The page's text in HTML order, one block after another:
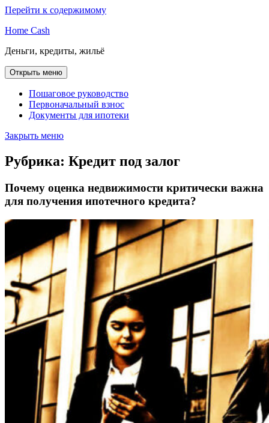
Перейти к содержимому
Home Cash
Деньги, кредиты, жильё
Открыть меню
Пошаговое руководство
Первоначальный взнос
Документы для ипотеки
Закрыть меню
Рубрика: Кредит под залог
Почему оценка недвижимости критически важна
для получения ипотечного кредита?